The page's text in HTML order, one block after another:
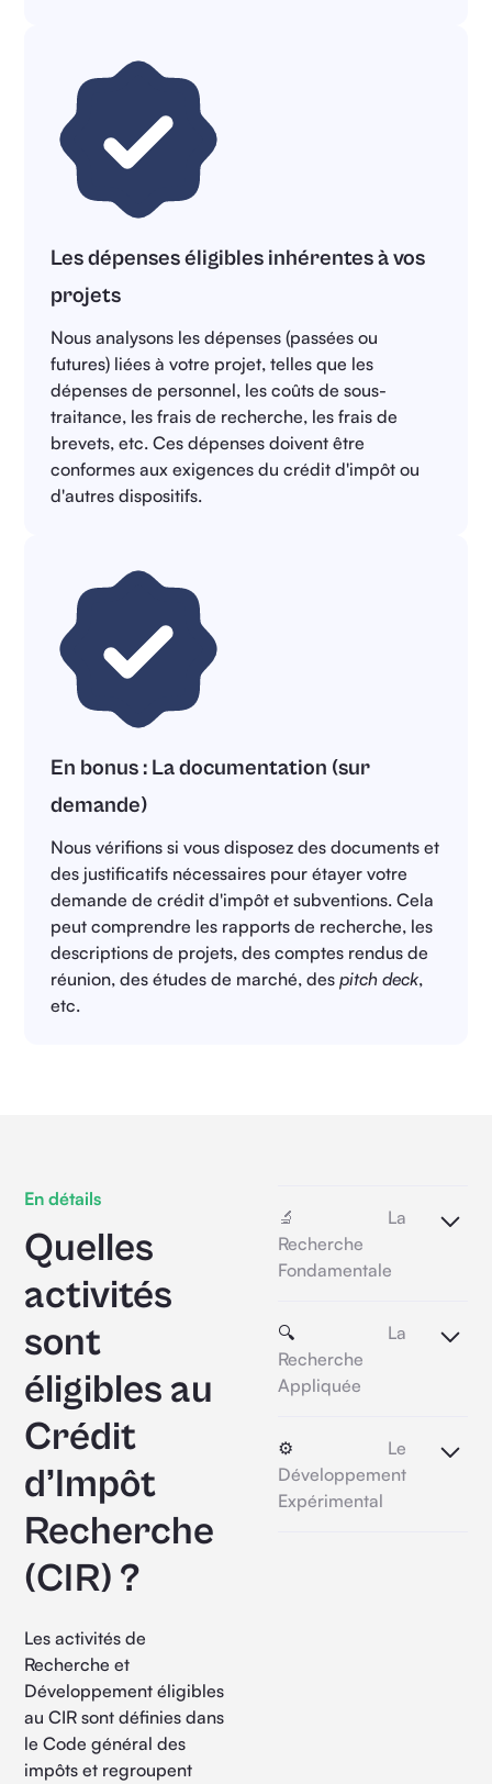
Les dépenses éligibles inhérentes à vos
projets
Nous analysons les dépenses (passées ou
futures) liées à votre projet, telles que les
dépenses de personnel, les coûts de sous-
traitance, les frais de recherche, les frais de
brevets, etc. Ces dépenses doivent être
conformes aux exigences du crédit d'impôt ou
d'autres dispositifs.
En bonus : La documentation (sur
demande)
Nous vérifions si vous disposez des documents et
des justificatifs nécessaires pour étayer votre
demande de crédit d'impôt et subventions. Cela
peut comprendre les rapports de recherche, les
descriptions de projets, des comptes rendus de
réunion, des études de marché, despitch deck,
etc.
En détails
Quelles
activités
sont
éligibles au
Crédit
d’Impôt
Recherche
(CIR) ?
Les activités de
Recherche et
Développement éligibles
au CIR sont définies dans
le Code général des
impôts et regroupent
🔬 La
Recherche
Fondamentale
connaissances
théoriques (schémas
explicatifs et théories
🔍
La
Recherche
Appliquée
connaissances dans un
domaine d’application
(modèles probatoires
⚙️ Le
Développement
Expérimental